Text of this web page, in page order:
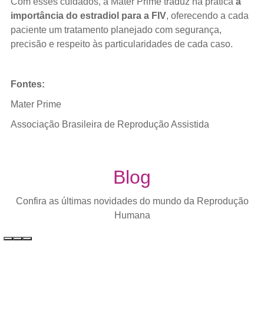
importância do estradiol para a FIV, oferecendo a cada
paciente um tratamento planejado com segurança,
precisão e respeito às particularidades de cada caso.
Fontes:
Mater Prime
Associação Brasileira de Reprodução Assistida
Blog
Confira as últimas novidades do mundo da Reprodução
Humana